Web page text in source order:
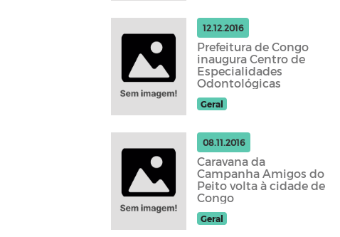
12.12.2016
Prefeitura de Congo
inaugura Centro de
Especialidades
Odontológicas
Geral
08.11.2016
Caravana da
Campanha Amigos do
Peito volta à cidade de
Congo
Geral